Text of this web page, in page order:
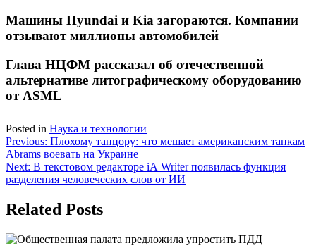
Машины Hyundai и Kia загораются. Компании
отзывают миллионы автомобилей
Глава НЦФМ рассказал об отечественной
альтернативе литографическому оборудованию
от ASML
Posted in Наука и технологии
Навигация
по
записям
Previous: Плохому танцору: что мешает американским танкам
Abrams воевать на Украине
Next: В текстовом редакторе iA Writer появилась функция
разделения человеческих слов от ИИ
Related Posts